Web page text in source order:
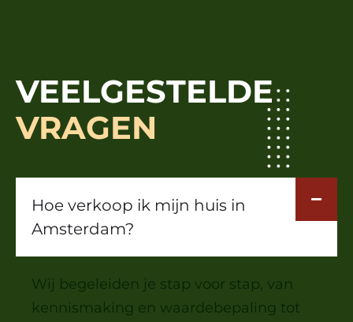
VEELGESTELDE
VRAGEN
Hoe verkoop ik mijn huis in
Amsterdam?
Wij begeleiden je stap voor stap, van
kennismaking en waardebepaling tot